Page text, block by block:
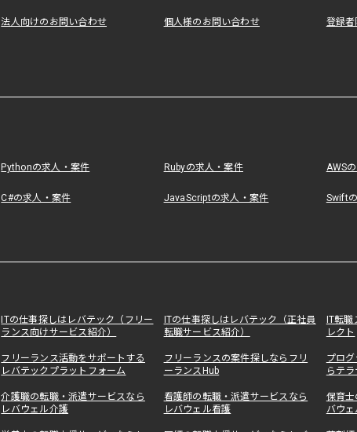
法人向けのお問い合わせ 個人様のお問い合わせ 登録者
Pythonの求人・案件 Rubyの求人・案件 AWS
C#の求人・案件 JavaScriptの求人・案件 Swift
ITの仕事探しはレバテック（フリー
ランス向けサービス紹介）
ITの仕事探しはレバテック（正社員
転職サービス紹介）
IT転
レクト
フリーランス活動をサポートする
レバテックプラットフォーム
フリーランスの案件探しならフリ
ーランスHub
プロ
らテ
介護職の転職・派遣サービスなら
レバウェル介護
看護師の転職・派遣サービスなら
レバウェル看護
保育
バウ